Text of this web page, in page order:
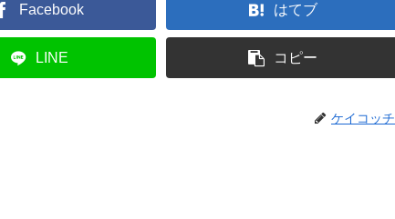
Facebook はてブ
LINE コピー
ケイコッチ